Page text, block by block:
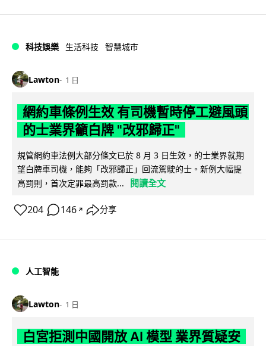
科技娛樂 生活科技 智慧城市
Lawton 1 日
網約車條例生效 有司機暫時停工避風頭
的士業界籲白牌 "改邪歸正"
規管網約車法例大部分條文已於 8 月 3 日生效，的士業界就期
望白牌車司機，能夠「改邪歸正」回流駕駛的士。新例大幅提
高罰則，首次定罪最高罰款...
閱讀全文
204 146 ↗ 分享
人工智能
Lawton 1 日
白宮拒測中國開放 AI 模型 業界質疑安